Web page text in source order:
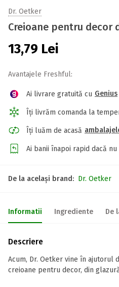
Dr. Oetker
Creioane pentru decor
13,79 Lei
Avantajele Freshful:
Ai livrare gratuită cu Genius
Îți livrăm comanda la
Îți luăm de acasă
Ai banii înapoi rapid dacă
De la același brand: Dr. Oetker
Informatii Ingrediente De
Descriere
Acum, Dr. Oetker vine în ajutorul
creioane pentru decor, din